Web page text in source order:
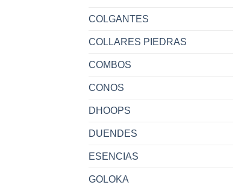
COLGANTES
COLLARES PIEDRAS
COMBOS
CONOS
DHOOPS
DUENDES
ESENCIAS
GOLOKA